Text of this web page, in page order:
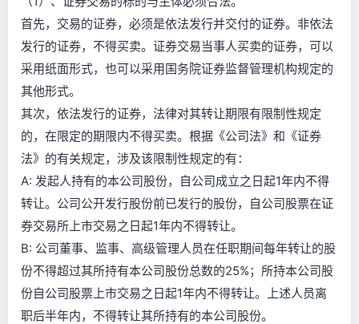
首先，交易的证券，必须是依法发行并交付的证券。非依法
发行的证券，不得买卖。证券交易当事人买卖的证券，可以
采用纸面形式，也可以采用国务院证券监督管理机构规定的
其他形式。
其次，依法发行的证券，法律对其转让期限有限制性规定
的，在限定的期限内不得买卖。根据《公司法》和《证券
法》的有关规定，涉及该限制性规定的有：
A: 发起人持有的本公司股份，自公司成立之日起1年内不得
转让。公司公开发行股份前已发行的股份，自公司股票在证
券交易所上市交易之日起1年内不得转让。
B: 公司董事、监事、高级管理人员在任职期间每年转让的股
份不得超过其所持有本公司股份总数的25%；所持本公司股
份自公司股票上市交易之日起1年内不得转让。上述人员离
职后半年内，不得转让其所持有的本公司股份。